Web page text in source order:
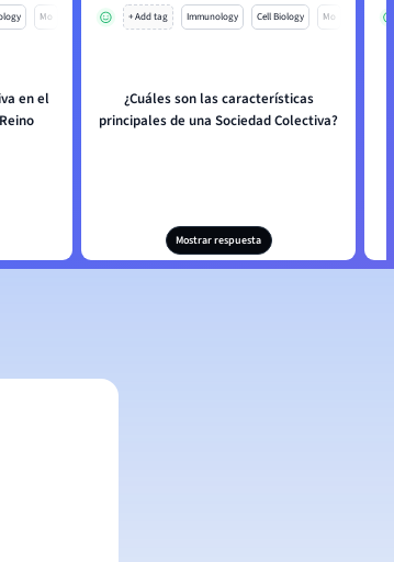
Mo
en el
+ Add tag Immunology Cell Biology Mo
¿Cuáles son las características
principales de una Sociedad Colectiva?
Mostrar respuesta